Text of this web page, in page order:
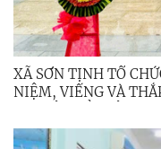
XÃ SƠN TỊNH TỔ
NIỆM, VIẾNG VÀ
SĨ 27/7